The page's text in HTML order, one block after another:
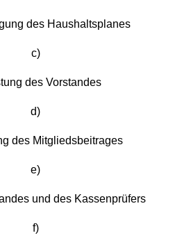
des Haushaltsplanes
c)
des Vorstandes
d)
des Mitgliedsbeitrages
e)
und des Kassenprüfers
f)